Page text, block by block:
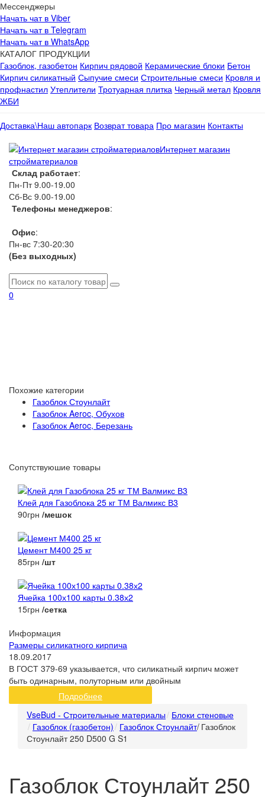
Мессенджеры
Начать чат в Viber
Начать чат в Telegram
Начать чат в WhatsApp
КАТАЛОГ ПРОДУКЦИИ
Газоблок, газобетон Кирпич рядовой Керамические блоки Бетон
Кирпич силикатный Сыпучие смеси Строительные смеси Кровля и
профнастил Утеплители Тротуарная плитка Черный метал Кровля
ЖБИ
Доставка\Наш автопарк Возврат товара Про магазин Контакты
Интернет магазин
стройматериалов
Склад работает:
Пн-Пт 9.00-19.00
Сб-Вс 9.00-19.00
Телефоны менеджеров:
Офис:
Пн-вс 7:30-20:30
(Без выходных)
0
Похожие категории
Газоблок Стоунлайт
Газоблок Aeroc, Обухов
Газоблок Aeroc, Березань
Сопутствуюшие товары
Клей для Газоблока 25 кг ТМ Валмикс В3
90грн /мешок
Цемент М400 25 кг
85грн /шт
Ячейка 100х100 карты 0.38х2
15грн /сетка
Информация
Размеры силикатного кирпича
18.09.2017
В ГОСТ 379-69 указывается, что силикатный кирпич может
быть одинарным, полуторным или двойным
Подробнее
VseBud - Строительные материалы Блоки стеновые
Газоблок (газобетон) Газоблок Стоунлайт/ Газоблок
Стоунлайт 250 D500 G S1
Газоблок Стоунлайт 250